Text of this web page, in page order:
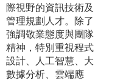
際視野的資訊技術及
管理規劃人才。除了
強調敬業態度與團隊
精神，特別重視程式
設計、人工智慧、大
數據分析、雲端應